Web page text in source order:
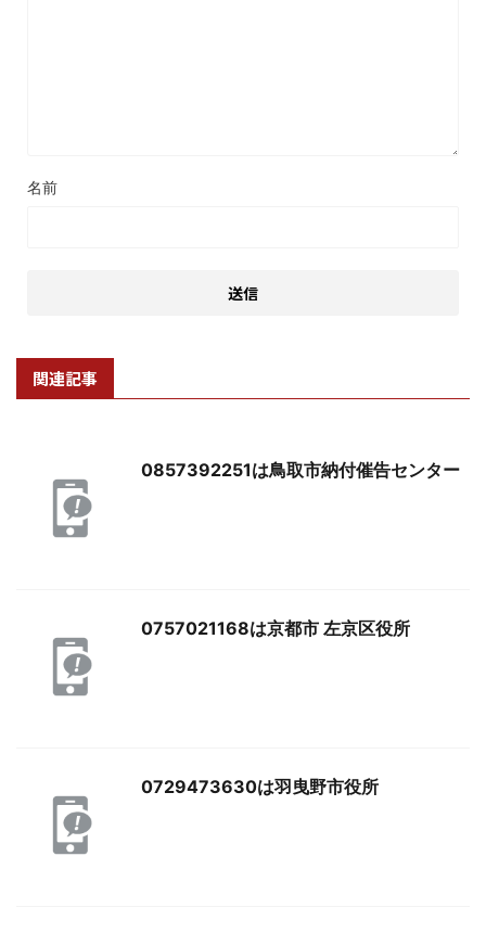
名前
関連記事
0857392251は鳥取市納付催告センター
0757021168は京都市 左京区役所
0729473630は羽曳野市役所